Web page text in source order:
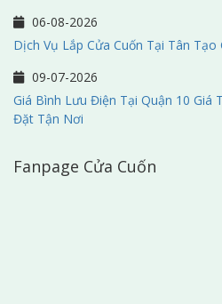
06-08-2026
Dịch Vụ Lắp Cửa Cuốn Tại Tân Tạo
09-07-2026
Giá Bình Lưu Điện Tại Quận 10 Giá
Đặt Tận Nơi
Fanpage Cửa Cuốn